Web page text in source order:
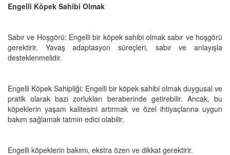
Engelli Köpek Sahibi Olmak
Sabır ve Hoşgörü: Engelli bir köpek sahibi olmak sabır ve hoşgörü
gerektirir. Yavaş adaptasyon süreçleri, sabır ve anlayışla
desteklenmelidir.
Engelli Köpek Sahipliği: Engelli bir köpek sahibi olmak duygusal ve
pratik olarak bazı zorlukları beraberinde getirebilir. Ancak, bu
köpeklerin yaşam kalitesini artırmak ve özel ihtiyaçlarına uygun
bakım sağlamak tatmin edici olabilir.
Engelli köpeklerin bakımı, ekstra özen ve dikkat gerektirir.